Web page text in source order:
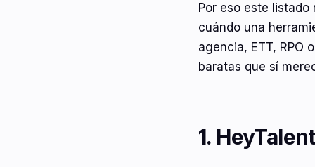
Por eso este
cuándo una
agencia, ETT, RPO
baratas que sí
1. HeyTalent